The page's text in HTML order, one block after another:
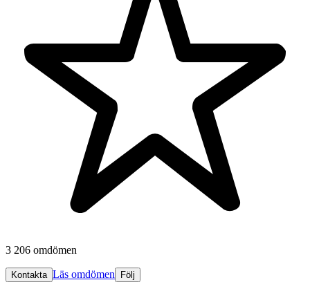
3 206 omdömen
Kontakta Läs omdömen Följ